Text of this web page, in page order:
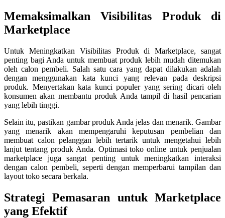
Memaksimalkan Visibilitas Produk di
Marketplace
Untuk Meningkatkan Visibilitas Produk di Marketplace, sangat
penting bagi Anda untuk membuat produk lebih mudah ditemukan
oleh calon pembeli. Salah satu cara yang dapat dilakukan adalah
dengan menggunakan kata kunci yang relevan pada deskripsi
produk. Menyertakan kata kunci populer yang sering dicari oleh
konsumen akan membantu produk Anda tampil di hasil pencarian
yang lebih tinggi.
Selain itu, pastikan gambar produk Anda jelas dan menarik. Gambar
yang menarik akan mempengaruhi keputusan pembelian dan
membuat calon pelanggan lebih tertarik untuk mengetahui lebih
lanjut tentang produk Anda. Optimasi toko online untuk penjualan
marketplace juga sangat penting untuk meningkatkan interaksi
dengan calon pembeli, seperti dengan memperbarui tampilan dan
layout toko secara berkala.
Strategi Pemasaran untuk Marketplace
yang Efektif